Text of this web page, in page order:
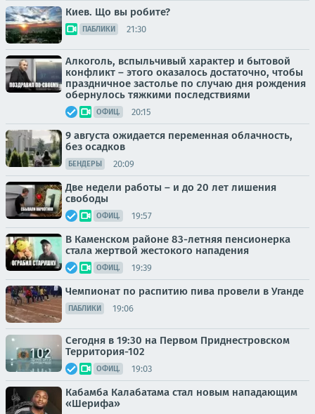
Киев. Що вы робите?
ПАБЛИКИ 21:30
Алкоголь, вспыльчивый характер и бытовой
конфликт – этого оказалось достаточно, чтобы
праздничное застолье по случаю дня рождения
обернулось тяжкими последствиями
ОФИЦ. 20:15
9 августа ожидается переменная облачность,
без осадков
БЕНДЕРЫ 20:09
Две недели работы – и до 20 лет лишения
свободы
ОФИЦ. 19:57
В Каменском районе 83-летняя пенсионерка
стала жертвой жестокого нападения
ОФИЦ. 19:39
Чемпионат по распитию пива провели в Уганде
ПАБЛИКИ 19:06
Сегодня в 19:30 на Первом Приднестровском
Территория-102
ОФИЦ. 19:03
Кабамба Калабатама стал новым нападающим
«Шерифа»